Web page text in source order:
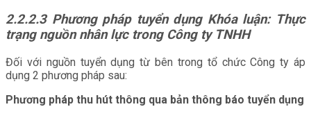
2.2.2.3 Phương pháp tuyển dụng Khóa luận: Thực
trạng nguồn nhân lực trong Công ty TNHH
Đối với nguồn tuyển dụng từ bên trong tổ chức Công ty áp
dụng 2 phương pháp sau:
Phương pháp thu hút thông qua bản thông báo tuyển dụng